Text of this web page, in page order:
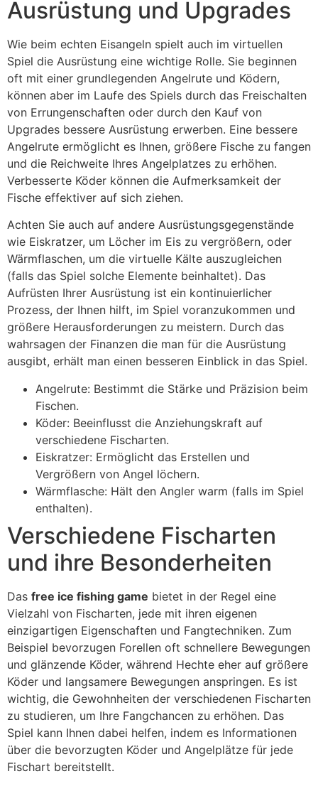
Ausrüstung und Upgrades
Wie beim echten Eisangeln spielt auch im virtuellen
Spiel die Ausrüstung eine wichtige Rolle. Sie beginnen
oft mit einer grundlegenden Angelrute und Ködern,
können aber im Laufe des Spiels durch das Freischalten
von Errungenschaften oder durch den Kauf von
Upgrades bessere Ausrüstung erwerben. Eine bessere
Angelrute ermöglicht es Ihnen, größere Fische zu fangen
und die Reichweite Ihres Angelplatzes zu erhöhen.
Verbesserte Köder können die Aufmerksamkeit der
Fische effektiver auf sich ziehen.
Achten Sie auch auf andere Ausrüstungsgegenstände
wie Eiskratzer, um Löcher im Eis zu vergrößern, oder
Wärmflaschen, um die virtuelle Kälte auszugleichen
(falls das Spiel solche Elemente beinhaltet). Das
Aufrüsten Ihrer Ausrüstung ist ein kontinuierlicher
Prozess, der Ihnen hilft, im Spiel voranzukommen und
größere Herausforderungen zu meistern. Durch das
wahrsagen der Finanzen die man für die Ausrüstung
ausgibt, erhält man einen besseren Einblick in das Spiel.
Angelrute: Bestimmt die Stärke und Präzision beim
Fischen.
Köder: Beeinflusst die Anziehungskraft auf
verschiedene Fischarten.
Eiskratzer: Ermöglicht das Erstellen und
Vergrößern von Angel löchern.
Wärmflasche: Hält den Angler warm (falls im Spiel
enthalten).
Verschiedene Fischarten
und ihre Besonderheiten
Das free ice fishing game bietet in der Regel eine
Vielzahl von Fischarten, jede mit ihren eigenen
einzigartigen Eigenschaften und Fangtechniken. Zum
Beispiel bevorzugen Forellen oft schnellere Bewegungen
und glänzende Köder, während Hechte eher auf größere
Köder und langsamere Bewegungen anspringen. Es ist
wichtig, die Gewohnheiten der verschiedenen Fischarten
zu studieren, um Ihre Fangchancen zu erhöhen. Das
Spiel kann Ihnen dabei helfen, indem es Informationen
über die bevorzugten Köder und Angelplätze für jede
Fischart bereitstellt.